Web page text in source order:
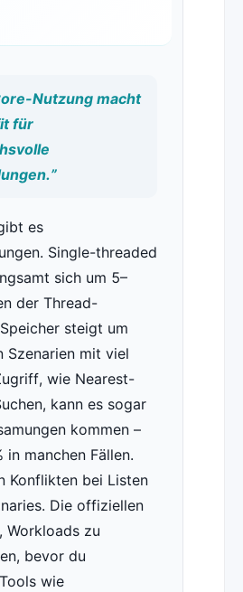
Nutzung macht
für
es
Single-threaded
sich um 5–
der Thread-
steigt um
Szenarien mit viel
wie Nearest-
kann es sogar
kommen –
in manchen Fällen.
Konflikten bei Listen
Die offiziellen
Workloads zu
bevor du
wie